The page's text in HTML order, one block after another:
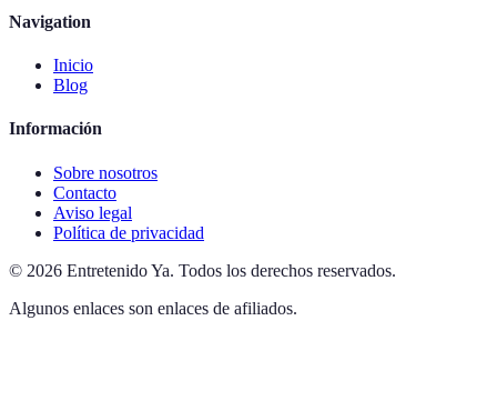
Navigation
Inicio
Blog
Información
Sobre nosotros
Contacto
Aviso legal
Política de privacidad
© 2026 Entretenido Ya. Todos los derechos reservados.
Algunos enlaces son enlaces de afiliados.